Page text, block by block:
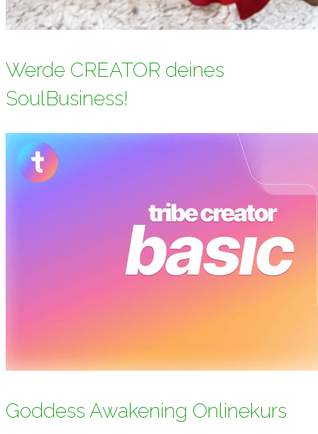
Werde CREATOR deines
SoulBusiness!
Goddess Awakening Onlinekurs